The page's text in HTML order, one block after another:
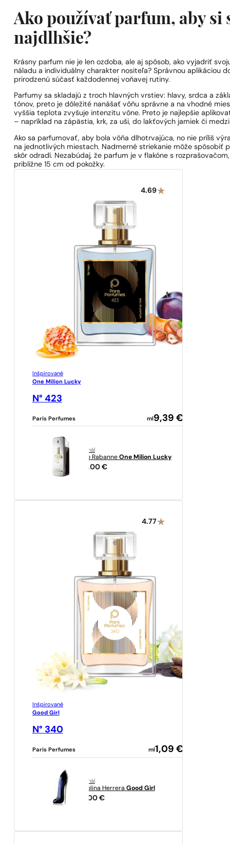
Ako používať parfum, aby si
najdlhšie?
Krásny parfum nie je len ozdoba, ale aj spôsob, ako vyjadriť
náladu a individuálny charakter nositeľa? Správnou aplikáciou
prirodzenú súčasť každodennej voňavej rutiny.
Parfumy sa skladajú z troch hlavných vrstiev: hlavy, srdca a
tónov, preto je dôležité nanášať vôňu správne a na vhodné
vyššia teplota zvyšuje intenzitu vône. Preto je najlepšie
– napríklad na zápästia, krk, za uši, do lakťových jamiek či
Ako sa parfumovať, aby bola vôňa dlhotrvajúca, no nie príliš
na jednotlivých miestach. Nadmerné striekanie môže spôsobiť
skôr odradí. Nezabúdaj, že parfum je v flakóne s
približne 15 cm od pokožky.
4.69
Inšpirované
One Milion Lucky
N° 423
Paris Perfumes ml9,39 €
originál
Paco Rabanne One Milion Lucky
136,00 €
4.77
Inšpirované
Good Girl
N° 340
Paris Perfumes ml1,09 €
originál
Carolina Herrera Good Girl
94,00 €